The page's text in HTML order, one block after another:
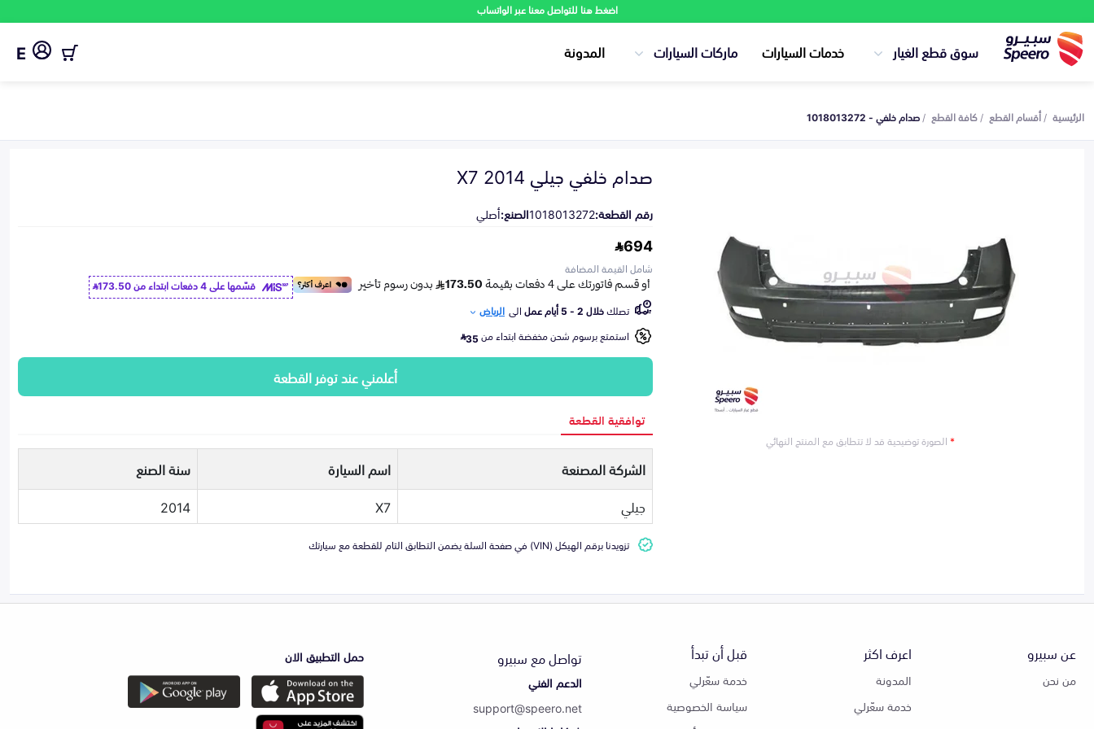
اضغط هنا للتواصل معنا عبر الواتساب
سوق قطع الغيار خدمات السيارات ماركات السيارات المدونة E
الرئيسية أقسام القطع كافة القطع صدام خلفي - 1018013272
*الصورة توضيحية قد لا تتطابق مع المنتج النهائي
صدام خلفي جيلي X7 2014
رقم القطعة:1018013272الصنع:أصلي
694
شامل القيمة المضافة
قسّمها على 4 دفعات ابتداء من
173.50
تصلكخلال 2 - 5 أيام عمل الى الرياض
استمتع برسوم شحن مخفضة ابتداء من35
أعلمني عند توفر القطعة
توافقية القطعة
الشركة المصنعة اسم السيارة
سنة الصنع
جيلي
X7
2014
تزويدنا برقم الهيكل (VIN) في صفحة السلة يضمن التطابق التام للقطعة مع سيارتك
عن سبيرو
من نحن
اعرف اكثر
المدونة
خدمة سعّرلي
قبل أن تبدأ
خدمة سعّرلي
سياسة الخصوصية
تواصل مع سبيرو
الدعم الفني
support@speero.net
حمل التطبيق الان